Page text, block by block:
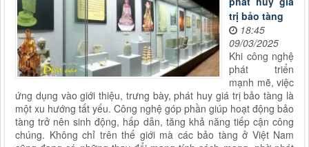
trị bảo tàng
18:45
09/03/2025
Khi công nghệ
phát triển
mạnh mẽ, việc
ứng dụng vào giới thiệu, trưng bày, phát huy giá trị bảo tàng là
một xu hướng tất yếu. Công nghệ góp phần giúp hoạt động bảo
tàng trở nên sinh động, hấp dẫn, tăng khả năng tiếp cận công
chúng. Không chỉ trên thế giới mà các bảo tàng ở Việt Nam